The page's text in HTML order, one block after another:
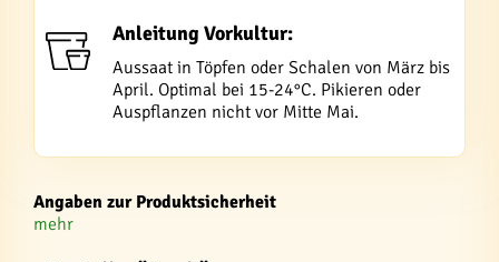
Anleitung Vorkultur:
Aussaat in Töpfen oder Schalen von März bis
April. Optimal bei 15-24°C. Pikieren oder
Auspflanzen nicht vor Mitte Mai.
Angaben zur Produktsicherheit
mehr